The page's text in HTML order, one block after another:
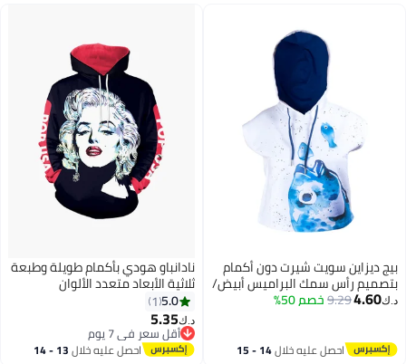
بيج ديزاين سويت شيرت دون أكمام
بتصميم رأس سمك البراميس أبيض/
أزرق
د.ك‏4.60
9.29خصم 50%
احصل عليه خلال 14 - 15
نادانباو هودي بأكمام طويلة وطبعة
ثلاثية الأبعاد متعدد الألوان
5.0
1
د.ك‏5.35
أقل سعر في 7 يوم
أقل سعر في 7 يوماحصل عليه خلال 13 - 14